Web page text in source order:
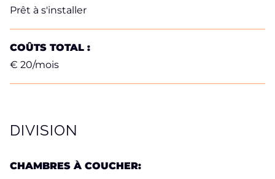
Prêt à s'installer
COÛTS TOTAL :
€ 20/mois
DIVISION
CHAMBRES À COUCHER: